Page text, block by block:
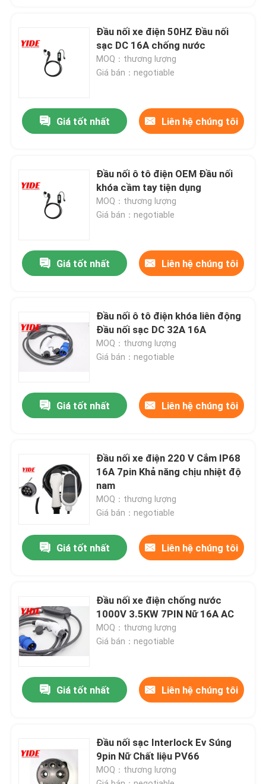
Các sản phẩm
Về chúng tôi
Tham quan nhà máy
Liên hệ chúng tôi
Đầu nối xe điện
Đầu nối xe đạp điện tử
Đầu Nối Điện Xe Máy
Đầu nối xe điện 50HZ Đầu nối
sạc DC 16A chống nước
MOQ：thương lượng
Giá bán：negotiable
Giá tốt nhất Liên hệ chúng tôi
Đầu nối ô tô điện OEM Đầu nối
khóa cầm tay tiện dụng
MOQ：thương lượng
Giá bán：negotiable
Giá tốt nhất Liên hệ chúng tôi
Đầu nối ô tô điện khóa liên động
Đầu nối sạc DC 32A 16A
MOQ：thương lượng
Giá bán：negotiable
Giá tốt nhất Liên hệ chúng tôi
Đầu nối xe điện 220 V Cắm IP68
16A 7pin Khả năng chịu nhiệt độ
nam
MOQ：thương lượng
Giá bán：negotiable
Giá tốt nhất Liên hệ chúng tôi
Đầu nối xe điện chống nước
1000V 3.5KW 7PIN Nữ 16A AC
MOQ：thương lượng
Giá bán：negotiable
Giá tốt nhất Liên hệ chúng tôi
Đầu nối sạc Interlock Ev Súng
9pin Nữ Chất liệu PV66
MOQ：thương lượng